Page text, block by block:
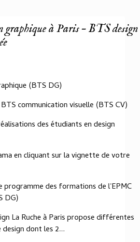
graphique à Paris – BTS design
(BTS DG)
communication visuelle (BTS CV)
des étudiants en design
en cliquant sur la vignette de votre
programme des formations de l'EPMC
DG)
La Ruche à Paris propose différentes
dont les 2...